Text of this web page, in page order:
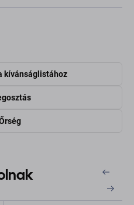
kívánságlistához